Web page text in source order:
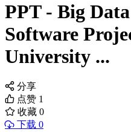
PPT - Big
Software
University ...
分享
点赞 1
收藏 0
下载 0